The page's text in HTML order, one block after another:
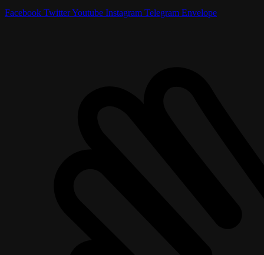
Facebook TwitterYoutube Instagram Telegram Envelope